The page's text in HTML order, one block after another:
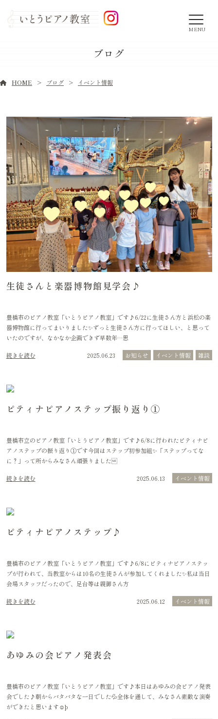
MENU
ブログ
HOME ブログ イベント情報
生徒さんと楽器博物館見学会♪
豊橋市のピアノ教室「いとうピアノ教室」です♪6/22に生徒さん方と浜松の楽
器博物館に行ってまいりました✨ずっと生徒さん方に行ってほしい、と思って
いたのですが、なかなか企画できず早数年…思
続きを読む 2025.06.23 お知らせ イベント情報 雑談
ピティナピアノステップ振り返り①
豊橋市立のピアノ教室「いとうピアノ教室」です♪6/8に行われたピティナピ
アノステップの振り返り①です今回はステップ初参加組✨「ステップってな
に？」って所からみなさん頑張りました
続きを読む 2025.06.13 イベント情報
ピティナピアノステップ♪
豊橋市のピアノ教室「いとうピアノ教室」です♪6/8にピティナピアノステッ
プが行われて、当教室からは10名の生徒さんが参加してくれました✨私は当日
会場スタッフだったので、足台等は親御さん方
続きを読む 2025.06.12 イベント情報
あゆみの会ピアノ発表会
豊橋市のピアノ教室「いとうピアノ教室」です♪本日はあゆみの会ピアノ発表
会でした♪朝からバタバタな一日でした💦全体を通して、みなさん素敵な演奏
ができたと思います☺þ